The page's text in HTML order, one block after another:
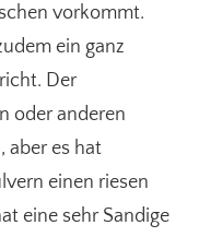
vorkommt.
ein ganz
Der
oder anderen
aber es hat
einen riesen
eine sehr Sandige